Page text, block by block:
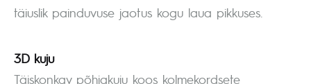
täiuslik painduvuse jaotus kogu laua pikkuses.
3D kuju
Täiskonkav põhjakuju koos kolmekordsete